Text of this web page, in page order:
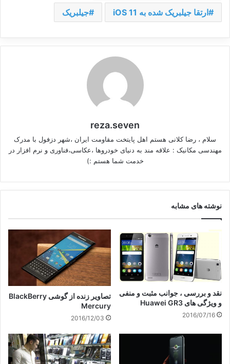
ارتقا جیلبریک شده به iOS 11 جیلبریک
reza.seven
سلام ، رضا کلانی هستم اهل پایتخت مقاومت ایران ،شهر دزفول با مدرک
مهندسی مکانیک : علاقه مند به دنیای خودروها ،عکاسی،فناوری و نرم افزار در
خدمت شما هستم :)
نوشته های مشابه
نقد و بررسی ، جوانب مثبت و منفی
و ویژگی های Huawei GR3
2016/07/16
تصاویر زنده از گوشی BlackBerry
Mercury
2016/12/03